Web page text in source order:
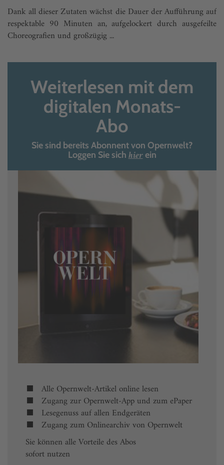
Dank all dieser Zutaten wächst die Dauer der Aufführung auf
respektable 90 Minuten an, aufgelockert durch ausgefeilte
Choreografien und großzügig ...
Weiterlesen mit dem
digitalen Monats-
Abo
Sie sind bereits Abonnent von Opernwelt?
Loggen Sie sich hierein
Alle Opernwelt-Artikel online lesen
Zugang zur Opernwelt-App und zum ePaper
Lesegenuss auf allen Endgeräten
Zugang zum Onlinearchiv von Opernwelt
Sie können alle Vorteile des Abos
sofort nutzen